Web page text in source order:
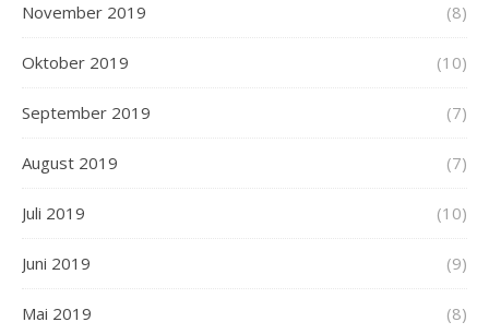
November 2019 (8)
Oktober 2019 (10)
September 2019 (7)
August 2019 (7)
Juli 2019 (10)
Juni 2019 (9)
Mai 2019 (8)